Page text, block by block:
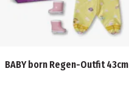
BABY born Regen-Outfit 43cm